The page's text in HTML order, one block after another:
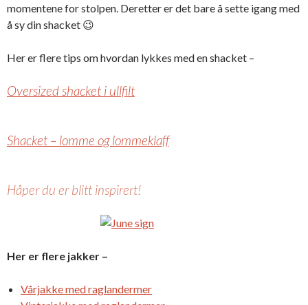
momentene for stolpen. Deretter er det bare å sette igang med
å sy din shacket 😉
Her er flere tips om hvordan lykkes med en shacket –
Oversized shacket i ullfilt
Shacket – lomme og lommeklaff
Håper du er blitt inspirert!
Her er flere jakker –
Vårjakke med raglandermer